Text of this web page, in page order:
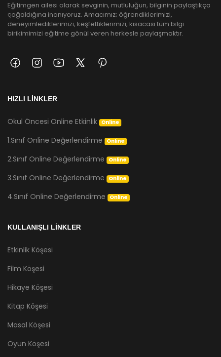
Eğitimgen ailesi olarak sevginin, mutluluğun, bilginin paylaştıkça
çoğaldığına inanıyoruz. Amacımız; öğrendiklerimizi,
deneyimlediklerimizi, keşfettiklerimizi, kısacası tüm bilgi
birikimimizi eğitime gönül veren herkesle paylaşmaktır.
HIZLI LİNKLER
Okul Öncesi Online Etkinlik Online
1.Sınıf Online Değerlendirme Online
2.Sınıf Online Değerlendirme Online
3.Sınıf Online Değerlendirme Online
4.Sınıf Online Değerlendirme Online
KULLANIŞLI LİNKLER
Etkinlik Köşesi
Film Köşesi
Hikaye Köşesi
Kitap Köşesi
Masal Köşesi
Oyun Köşesi